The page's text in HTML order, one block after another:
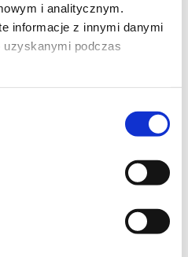
i analitycznym.
informacje z innymi danymi
podczas
PROMOCJA
NOWOŚĆ
learning and
PROMOCJA